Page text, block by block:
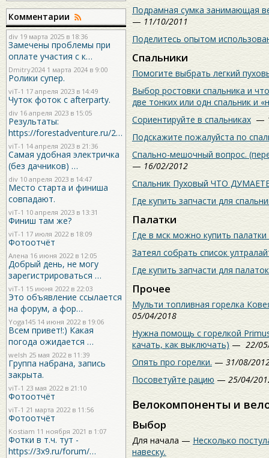
Комментарии
div 19 марта 2025 в 18:36
Замечены проблемы при
оплате участия с к…
Dmitry2024 1 марта 2024 в 9:00
Ролики супер.
viT-1 17 апреля 2023 в 14:49
Чуток фоток с afterparty.
div 16 апреля 2023 в 15:05
Результаты:
https://forestadventure.ru/2…
viT-1 14 апреля 2023 в 21:36
Самая удобная электричка
(без дачников) …
div 10 апреля 2023 в 14:47
Место старта и финиша
совпадают.
viT-1 10 апреля 2023 в 13:31
Финиш там же?
viT-1 17 июля 2022 в 18:09
Фотоотчёт
Алена 16 июня 2022 в 12:05
Добрый день, не могу
зарегистрироваться …
viT-1 15 июня 2022 в 22:03
Это объявление ссылается
на форум, а фор…
Yoga145 14 июня 2022 в 19:06
Всем привет!:) Какая
погода ожидается …
welsh 25 мая 2022 в 11:39
Группа набрана, запись
закрыта.
viT-1 23 мая 2022 в 21:10
Фотоотчёт
viT-1 21 марта 2022 в 11:56
Фотоотчёт
Kostiam 11 ноября 2021 в 1:07
Фотки в т.ч. тут -
https://3x9.ru/forum/…
Подрамная сумка занимающая
— 11/10/2011
Поделитесь опытом
Спальники
Помогите выбрать легкий
Выбор ростовки спальника и
две тонких или одн спальник и
Сориентируйте в спальниках —
Подскажите пожалуйста по
Спально-мешочный вопрос.
— 16/02/2012
Спальник Пуховый ЧТО
Где купить запчасти для
Палатки
Где в мск можно купить
Затеял собрать список
Где купить запчасти для
Прочее
Мульти топливная горелка
05/04/2018
Нужна помощь с горелкой
качать, как выключать) — 22/
Опять про горелки. — 31/08/
Посоветуйте рацию — 25/04/
Велокомпоненты и
Выбор
Для начала — Несколько
навеску.